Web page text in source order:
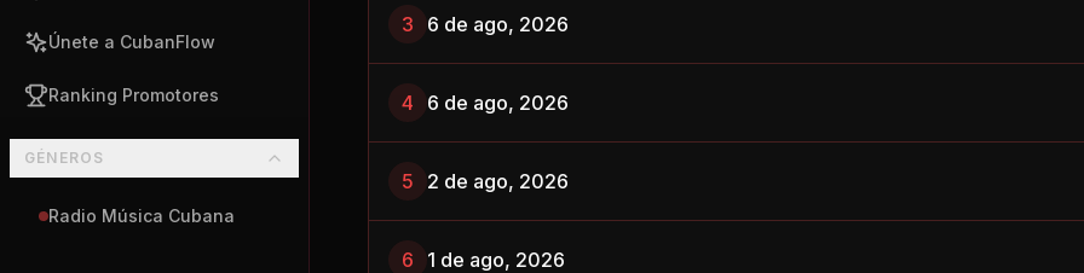
Únete a CubanFlow
Ranking Promotores
GÉNEROS
Radio Música Cubana
3 6 de ago, 2026
4 6 de ago, 2026
5 2 de ago, 2026
6 1 de ago, 2026